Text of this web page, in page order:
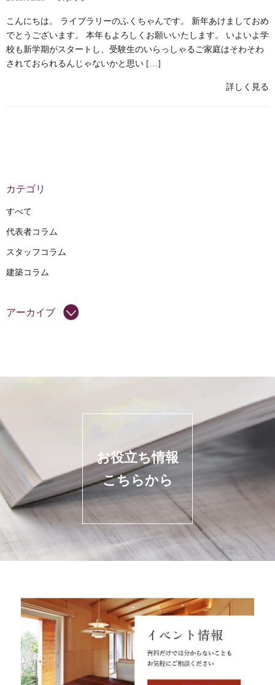
こんにちは。 ライブラリーのふくちゃんです。 新年あけましておめ
でとうございます。 本年もよろしくお願いいたします。 いよいよ学
校も新学期がスタートし、受験生のいらっしゃるご家庭はそわそわ
されておられるんじゃないかと思い […]
詳しく見る
カテゴリ
すべて
代表者コラム
スタッフコラム
建築コラム
アーカイブ
お役立ち情報
こちらから